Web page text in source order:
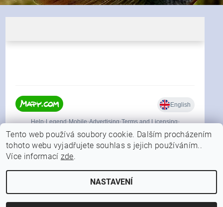
2026 © FORFISHER.CZ, všechna práva vyhrazena
Tento web používá soubory cookie. Dalším procházením
tohoto webu vyjadřujete souhlas s jejich používáním..
Více informací zde.
NASTAVENÍ